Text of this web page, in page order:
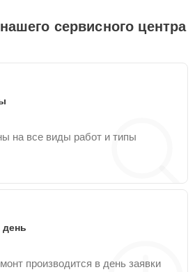
сервисного центра
на все виды работ и типы
день
производится в день заявки